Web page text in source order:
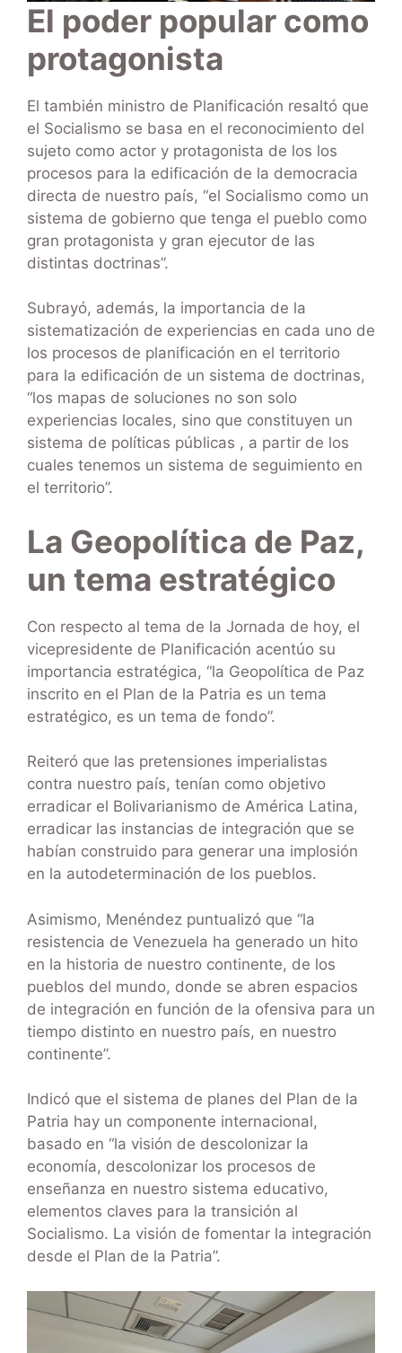
El poder popular como
protagonista
El también ministro de Planificación resaltó que
el Socialismo se basa en el reconocimiento del
sujeto como actor y protagonista de los los
procesos para la edificación de la democracia
directa de nuestro país, “el Socialismo como un
sistema de gobierno que tenga el pueblo como
gran protagonista y gran ejecutor de las
distintas doctrinas”.
Subrayó, además, la importancia de la
sistematización de experiencias en cada uno de
los procesos de planificación en el territorio
para la edificación de un sistema de doctrinas,
“los mapas de soluciones no son solo
experiencias locales, sino que constituyen un
sistema de políticas públicas , a partir de los
cuales tenemos un sistema de seguimiento en
el territorio”.
La Geopolítica de Paz,
un tema estratégico
Con respecto al tema de la Jornada de hoy, el
vicepresidente de Planificación acentúo su
importancia estratégica, “la Geopolítica de Paz
inscrito en el Plan de la Patria es un tema
estratégico, es un tema de fondo”.
Reiteró que las pretensiones imperialistas
contra nuestro país, tenían como objetivo
erradicar el Bolivarianismo de América Latina,
erradicar las instancias de integración que se
habían construido para generar una implosión
en la autodeterminación de los pueblos.
Asimismo, Menéndez puntualizó que “la
resistencia de Venezuela ha generado un hito
en la historia de nuestro continente, de los
pueblos del mundo, donde se abren espacios
de integración en función de la ofensiva para un
tiempo distinto en nuestro país, en nuestro
continente”.
Indicó que el sistema de planes del Plan de la
Patria hay un componente internacional,
basado en “la visión de descolonizar la
economía, descolonizar los procesos de
enseñanza en nuestro sistema educativo,
elementos claves para la transición al
Socialismo. La visión de fomentar la integración
desde el Plan de la Patria”.